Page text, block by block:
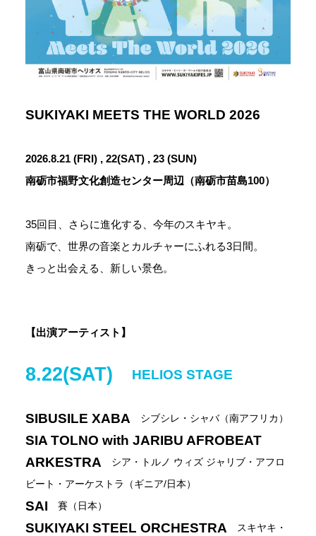
SUKIYAKI MEETS THE WORLD 2026
2026.8.21 (FRI) , 22(SAT) , 23 (SUN)
南砺市福野文化創造センター周辺（南砺市苗島100）
35回目、さらに進化する、今年のスキヤキ。
南砺で、世界の音楽とカルチャーにふれる3日間。
きっと出会える、新しい景色。
【出演アーティスト】
8.22(SAT) HELIOS STAGE
SIBUSILE XABA シブシレ・シャバ（南アフリカ）
SIA TOLNO with JARIBU AFROBEAT
ARKESTRA シア・トルノ ウィズ ジャリブ・アフロ
ビート・アーケストラ（ギニア/日本）
SAI 賽（日本）
SUKIYAKI STEEL ORCHESTRA スキヤキ・